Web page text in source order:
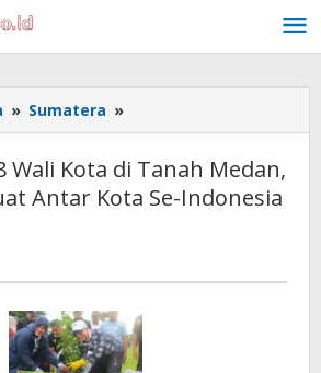
» Sumatera »
Abadi
Wali
Kota
Ikatan
Kuat
Antar
Wali Kota di Tanah Medan,
Antar Kota Se-Indonesia